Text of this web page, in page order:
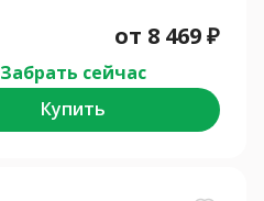
от 8 469₽
Забрать сейчас
Купить